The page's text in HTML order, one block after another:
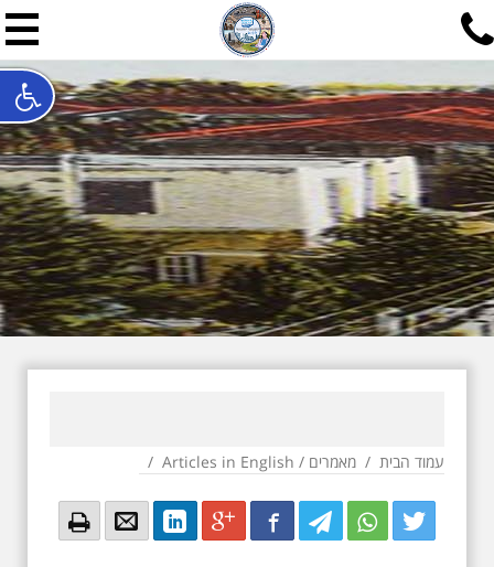
תל אביב שלי
תיור ישראלי בעריכת אילן
האתר המרכזי להיסטוריה של תל אביב ותולדות ארץ ישראל -
חייגו עכשיו:052-7747748
שלחו פנייה:ilan@mytelaviv.co.il
English עברית צור קשר
עמוד הבית / מאמרים /
Articles in English
/
Twitter
Twitter
Twitter
Facebook
Google+
LinkedIn
Email
Email